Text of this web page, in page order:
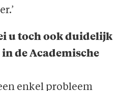
u toch ook duidelijk
de Academische
enkel probleem